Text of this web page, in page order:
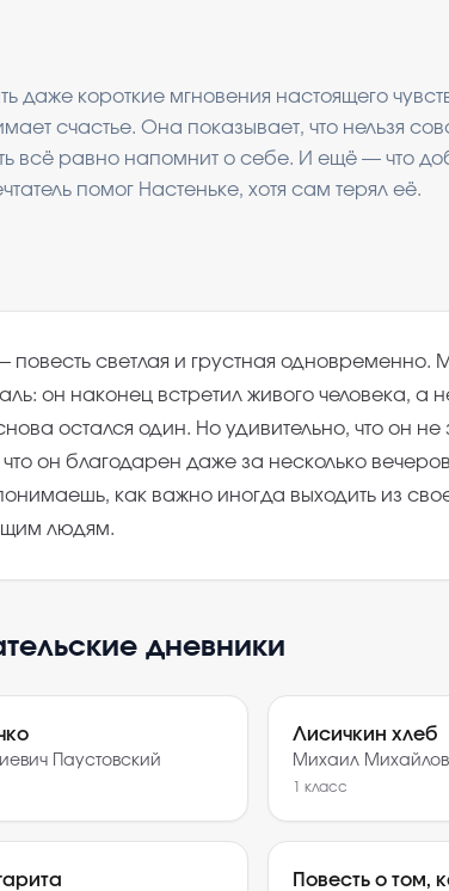
даже короткие мгновения настоящего
счастье. Она показывает, что нельзя
всё равно напомнит о себе. И ещё — что
помог Настеньке, хотя сам терял её.
повесть светлая и грустная одновременно.
он наконец встретил живого человека, а
остался один. Но удивительно, что он не
он благодарен даже за несколько
как важно иногда выходить из
людям.
дневники
Паустовский
Лисичкин хлеб
Михаил
1 класс
Повесть о том,